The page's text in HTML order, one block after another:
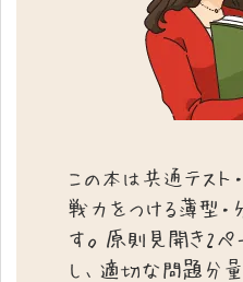
この本は共通テスト
戦力をつける薄型
す。原則見開き2ペ
し、適切な問題分